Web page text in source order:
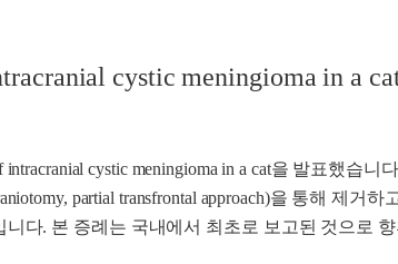
cystic meningioma in a
cystic meningioma in a cat을 발표했습니
partial transfrontal approach)을 통해 제거하
다. 본 증례는 국내에서 최초로 보고된 것으로